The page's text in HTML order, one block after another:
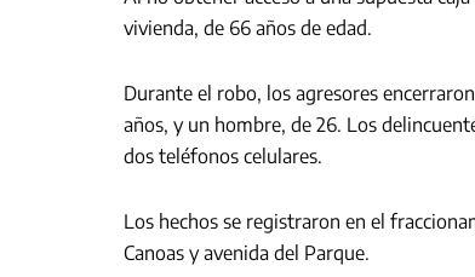
vivienda, de 66 años de edad.
Durante el robo, los agresores
años, y un hombre, de 26. Los
dos teléfonos celulares.
Los hechos se registraron en el
Canoas y avenida del Parque.